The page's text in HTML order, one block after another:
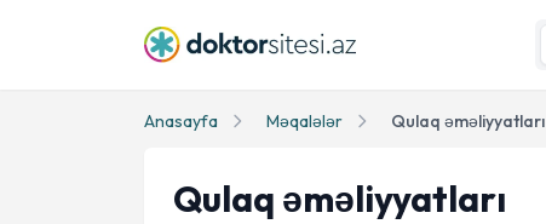
Anasayfa Məqalələr Qulaq əməliyyatları
Qulaq əməliyyatları